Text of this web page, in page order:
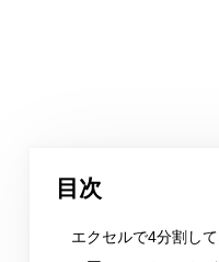
目次
エクセルで4分割し